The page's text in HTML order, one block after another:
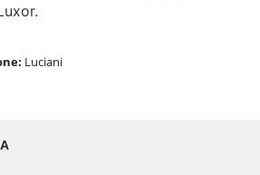
Luciani